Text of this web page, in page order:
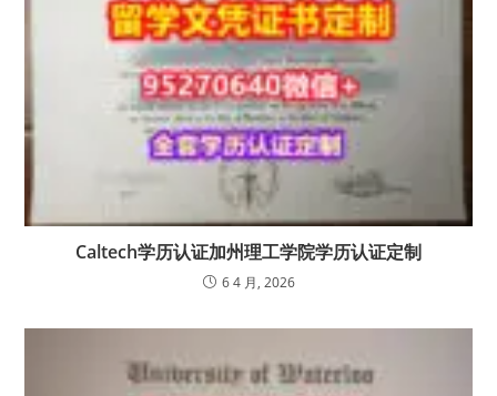
Caltech学历认证加州理工学院学历认证定制
6 4 月, 2026